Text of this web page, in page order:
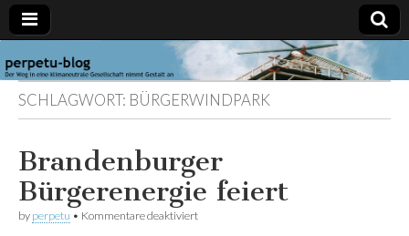
perpetu-
blog
Der Weg in
klimaneutrale
Gesellschaft
Gestalt an
SCHLAGWORT: BÜRGERWINDPARK
Brandenburger
Bürgerenergie feiert
by perpetu • Kommentare deaktiviertfür